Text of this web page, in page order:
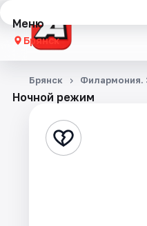
Меню
Брянск
Концерты
Стендап
Ночной режим
Брянск Филармония.